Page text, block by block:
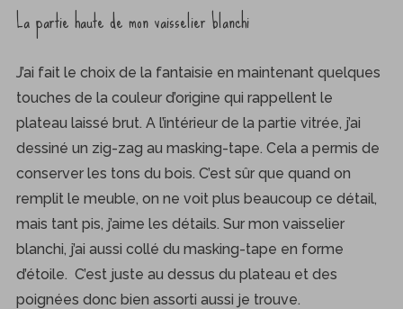
La partie haute de mon vaisselier blanchi
J’ai fait le choix de la fantaisie en maintenant quelques
touches de la couleur d’origine qui rappellent le
plateau laissé brut. A l’intérieur de la partie vitrée, j’ai
dessiné un zig-zag au masking-tape. Cela a permis de
conserver les tons du bois. C’est sûr que quand on
remplit le meuble, on ne voit plus beaucoup ce détail,
mais tant pis, j’aime les détails. Sur mon vaisselier
blanchi, j’ai aussi collé du masking-tape en forme
d’étoile. C’est juste au dessus du plateau et des
poignées donc bien assorti aussi je trouve.